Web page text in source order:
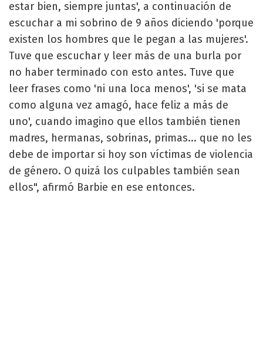
estar bien, siempre juntas', a continuación de
escuchar a mi sobrino de 9 años diciendo 'porque
existen los hombres que le pegan a las mujeres'.
Tuve que escuchar y leer más de una burla por
no haber terminado con esto antes. Tuve que
leer frases como 'ni una loca menos', 'si se mata
como alguna vez amagó, hace feliz a más de
uno', cuando imagino que ellos también tienen
madres, hermanas, sobrinas, primas... que no les
debe de importar si hoy son víctimas de violencia
de género. O quizá los culpables también sean
ellos", afirmó Barbie en ese entonces.